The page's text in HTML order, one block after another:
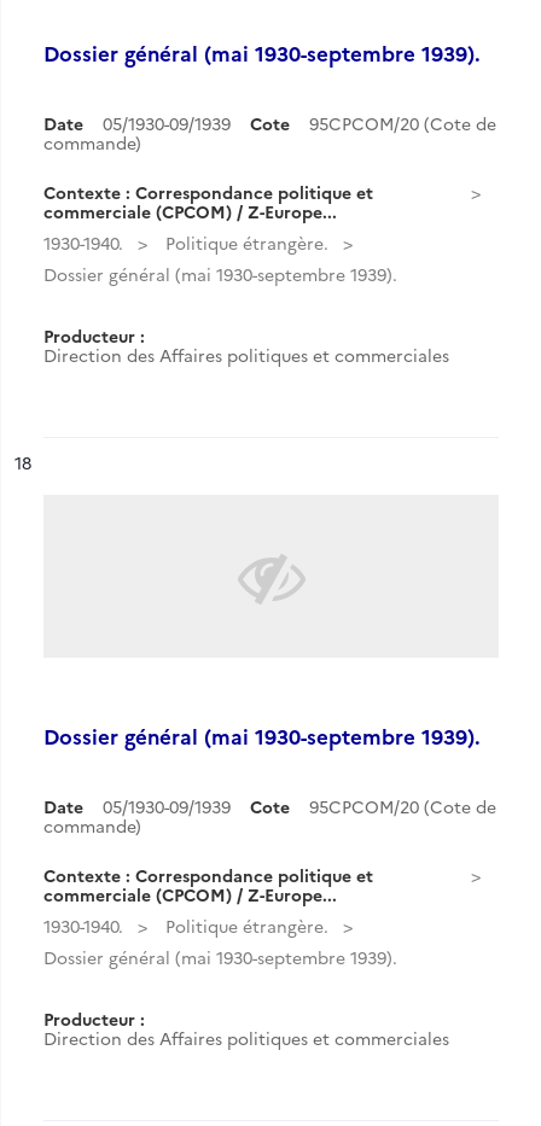
Dossier général (mai 1930-septembre 1939).
Date 05/1930-09/1939 Cote
95CPCOM/20 (Cote de
commande)
Contexte : Correspondance politique et
commerciale (CPCOM) / Z-Europe...
1930-1940.
Politique étrangère.
Dossier général (mai 1930-septembre 1939).
Producteur :
Direction des Affaires politiques et commerciales
n°
18
Dossier général (mai 1930-septembre 1939).
Date 05/1930-09/1939 Cote
95CPCOM/20 (Cote de
commande)
Contexte : Correspondance politique et
commerciale (CPCOM) / Z-Europe...
1930-1940.
Politique étrangère.
Dossier général (mai 1930-septembre 1939).
Producteur :
Direction des Affaires politiques et commerciales